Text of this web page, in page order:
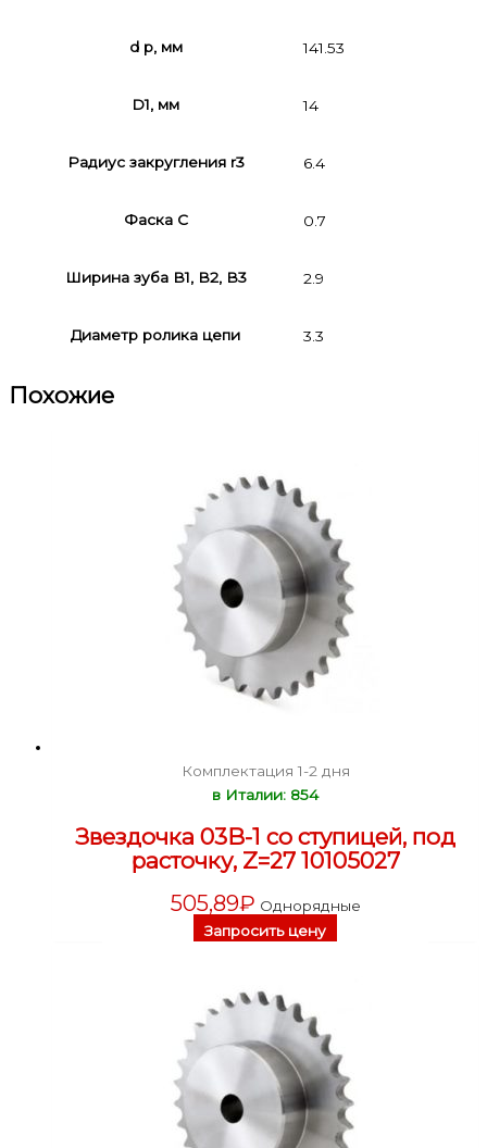
d p, мм 141.53
D1, мм 14
Радиус закругления r3 6.4
Фаска C 0.7
Ширина зуба В1, В2, В3 2.9
Диаметр ролика цепи 3.3
Похожие
Комплектация 1-2 дня
в Италии: 854
Звездочка 03B-1 со ступицей, под
расточку, Z=27 10105027
505,89₽ Однорядные
Запросить цену